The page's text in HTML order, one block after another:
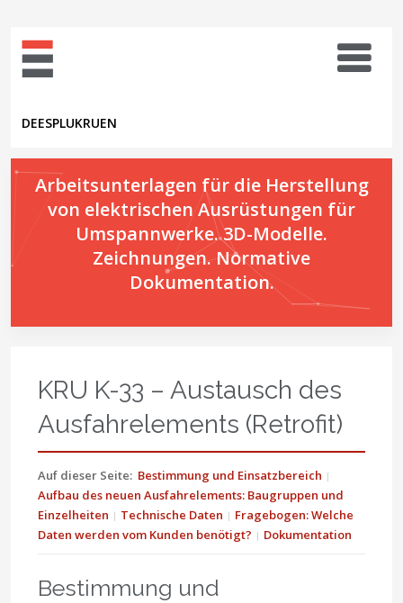
DEESPLUKRUEN
Arbeitsunterlagen für die Herstellung
von elektrischen Ausrüstungen für
Umspannwerke. 3D-Modelle.
Zeichnungen. Normative
Dokumentation.
KRU K-33 – Austausch des
Ausfahrelements (Retrofit)
Auf dieser Seite: Bestimmung und Einsatzbereich
Aufbau des neuen Ausfahrelements: Baugruppen und
Einzelheiten
Technische Daten
Fragebogen: Welche
Daten werden vom Kunden benötigt?
Dokumentation
Bestimmung und